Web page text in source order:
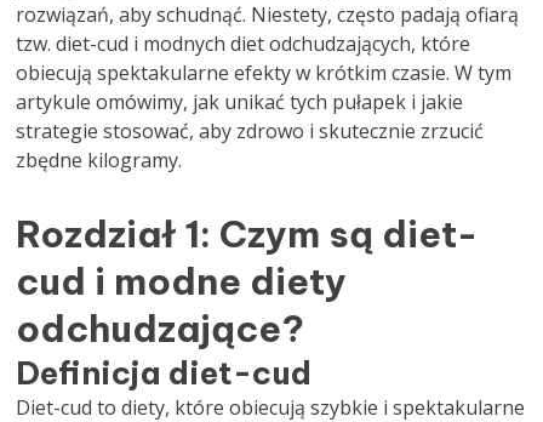
rozwiązań, aby schudnąć. Niestety, często padają ofiarą
tzw. diet-cud i modnych diet odchudzających, które
obiecują spektakularne efekty w krótkim czasie. W tym
artykule omówimy, jak unikać tych pułapek i jakie
strategie stosować, aby zdrowo i skutecznie zrzucić
zbędne kilogramy.
Rozdział 1: Czym są diet-
cud i modne diety
odchudzające?
Definicja diet-cud
Diet-cud to diety, które obiecują szybkie i spektakularne